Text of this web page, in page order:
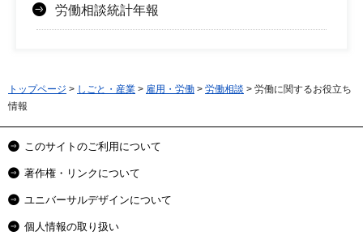
労働相談統計年報
トップページ > しごと・産業 > 雇用・労働 > 労働相談 > 労働に関するお役立ち
情報
このサイトのご利用について
著作権・リンクについて
ユニバーサルデザインについて
個人情報の取り扱い